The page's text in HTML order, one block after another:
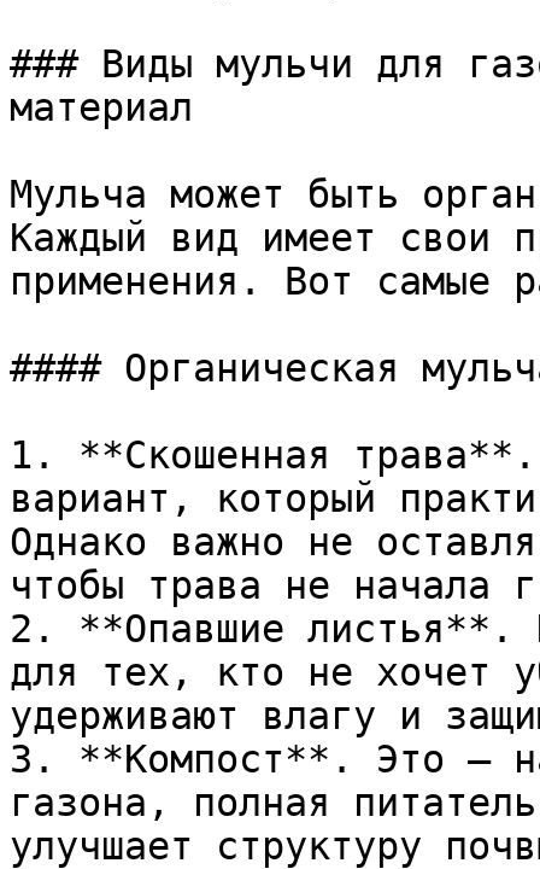
### Виды мульчи для
материал
Мульча может быть
Каждый вид имеет свои
применения. Вот самые
#### Органическая
1. **Скошенная трава**.
вариант, который
Однако важно не
чтобы трава не начала
2. **Опавшие листья**.
для тех, кто не хочет
удерживают влагу и
3. **Компост**. Это —
газона, полная
улучшает структуру